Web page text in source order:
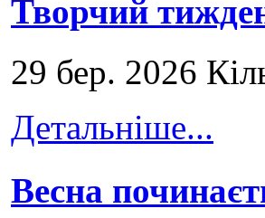
Творчий
29 бер. 2026
Детальніше...
Весна